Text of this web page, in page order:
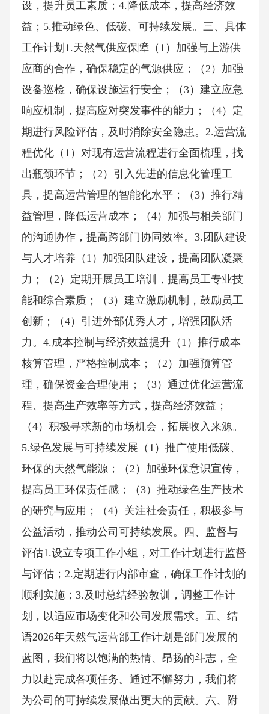
设，提升员工素质；4.降低成本，提高经济效
益；5.推动绿色、低碳、可持续发展。三、具体
工作计划1.天然气供应保障（1）加强与上游供
应商的合作，确保稳定的气源供应；（2）加强
设备巡检，确保设施运行安全；（3）建立应急
响应机制，提高应对突发事件的能力；（4）定
期进行风险评估，及时消除安全隐患。2.运营流
程优化（1）对现有运营流程进行全面梳理，找
出瓶颈环节；（2）引入先进的信息化管理工
具，提高运营管理的智能化水平；（3）推行精
益管理，降低运营成本；（4）加强与相关部门
的沟通协作，提高跨部门协同效率。3.团队建设
与人才培养（1）加强团队建设，提高团队凝聚
力；（2）定期开展员工培训，提高员工专业技
能和综合素质；（3）建立激励机制，鼓励员工
创新；（4）引进外部优秀人才，增强团队活
力。4.成本控制与经济效益提升（1）推行成本
核算管理，严格控制成本；（2）加强预算管
理，确保资金合理使用；（3）通过优化运营流
程、提高生产效率等方式，提高经济效益；
（4）积极寻求新的市场机会，拓展收入来源。
5.绿色发展与可持续发展（1）推广使用低碳、
环保的天然气能源；（2）加强环保意识宣传，
提高员工环保责任感；（3）推动绿色生产技术
的研究与应用；（4）关注社会责任，积极参与
公益活动，推动公司可持续发展。四、监督与
评估1.设立专项工作小组，对工作计划进行监督
与评估；2.定期进行内部审查，确保工作计划的
顺利实施；3.及时总结经验教训，调整工作计
划，以适应市场变化和公司发展需求。五、结
语2026年天然气运营部工作计划是部门发展的
蓝图，我们将以饱满的热情、昂扬的斗志，全
力以赴完成各项任务。通过不懈努力，我们将
为公司的可持续发展做出更大的贡献。六、附